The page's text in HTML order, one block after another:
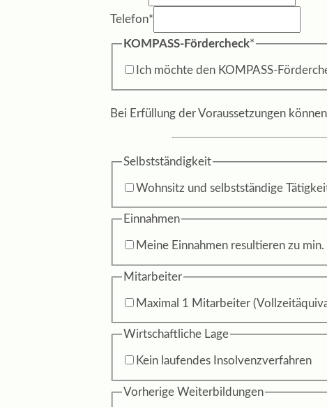
Telefon*
KOMPASS-Fördercheck*
Ich möchte den KOMPASS-
Bei Erfüllung der Voraussetzungen
Selbstständigkeit
Wohnsitz und selbstständige
Einnahmen
Meine Einnahmen resultieren zu
Mitarbeiter
Maximal 1 Mitarbeiter
Wirtschaftliche Lage
Kein laufendes Insolvenzverfahren
Vorherige Weiterbildungen